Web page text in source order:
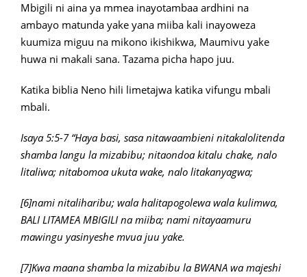
Mbigili ni aina ya mmea inayotambaa ardhini na
ambayo matunda yake yana miiba kali inayoweza
kuumiza miguu na mikono ikishikwa, Maumivu yake
huwa ni makali sana. Tazama picha hapo juu.
Katika biblia Neno hili limetajwa katika vifungu mbali
mbali.
Isaya 5:5-7 “Haya basi, sasa nitawaambieni nitakalolitenda
shamba langu la mizabibu; nitaondoa kitalu chake, nalo
litaliwa; nitabomoa ukuta wake, nalo litakanyagwa;
[6]nami nitaliharibu; wala halitapogolewa wala kulimwa,
BALI LITAMEA MBIGILI na miiba; nami nitayaamuru
mawingu yasinyeshe mvua juu yake.
[7]Kwa maana shamba la mizabibu la BWANA wa majeshi